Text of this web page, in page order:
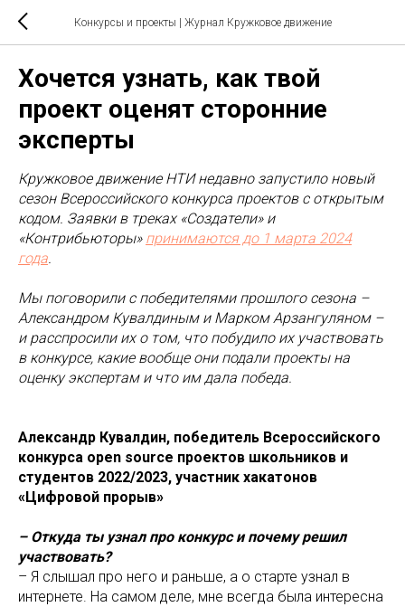
Конкурсы и проекты | Журнал Кружковое движение
Хочется узнать, как твой
проект оценят сторонние
эксперты
Кружковое движение НТИ недавно запустило новый
сезон Всероссийского конкурса проектов с открытым
кодом. Заявки в треках «Создатели» и
«Контрибьюторы» принимаются до 1 марта 2024
года.
Мы поговорили с победителями прошлого сезона –
Александром Кувалдиным и Марком Арзангуляном –
и расспросили их о том, что побудило их участвовать
в конкурсе, какие вообще они подали проекты на
оценку экспертам и что им дала победа.
Александр Кувалдин, победитель Всероссийского
конкурса open source проектов школьников и
студентов 2022/2023, участник хакатонов
«Цифровой прорыв»
– Откуда ты узнал про конкурс и почему решил
участвовать?
– Я слышал про него и раньше, а о старте узнал в
интернете. На самом деле, мне всегда была интересна